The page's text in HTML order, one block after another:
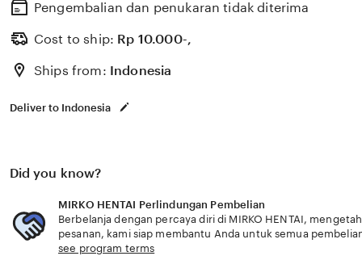
update, kami terus memantau perkembangan
sosok viral favorit Anda secara eksklusif.
Pengembalian dan penukaran tidak diterima
Cost to ship: Rp 10.000-,
Ships from: Indonesia
Deliver to Indonesia
Did you know?
MIRKO HENTAI Perlindungan Pembelian
Berbelanja dengan percaya diri di MIRKO HENTAI,
pesanan, kami siap membantu Anda untuk semua
see program terms